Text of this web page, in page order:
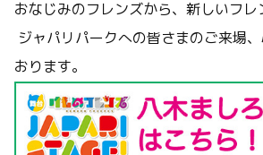
おなじみのフレンズから、新しいフレ
ジャパリパークへの皆さまのご来場
おります。